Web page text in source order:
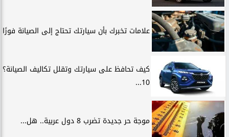
علامات تخبرك بأن سيارتك تحتاج إلى الصيانة فورًا
كيف تحافظ على سيارتك وتقلل تكاليف الصيانة؟
10...
موجة حر جديدة تضرب 8 دول عربية.. هل...